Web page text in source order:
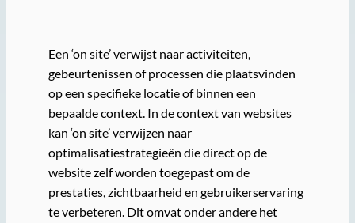
Een ‘on site’ verwijst naar activiteiten,
gebeurtenissen of processen die plaatsvinden
op een specifieke locatie of binnen een
bepaalde context. In de context van websites
kan ‘on site’ verwijzen naar
optimalisatiestrategieën die direct op de
website zelf worden toegepast om de
prestaties, zichtbaarheid en gebruikerservaring
te verbeteren. Dit omvat onder andere het